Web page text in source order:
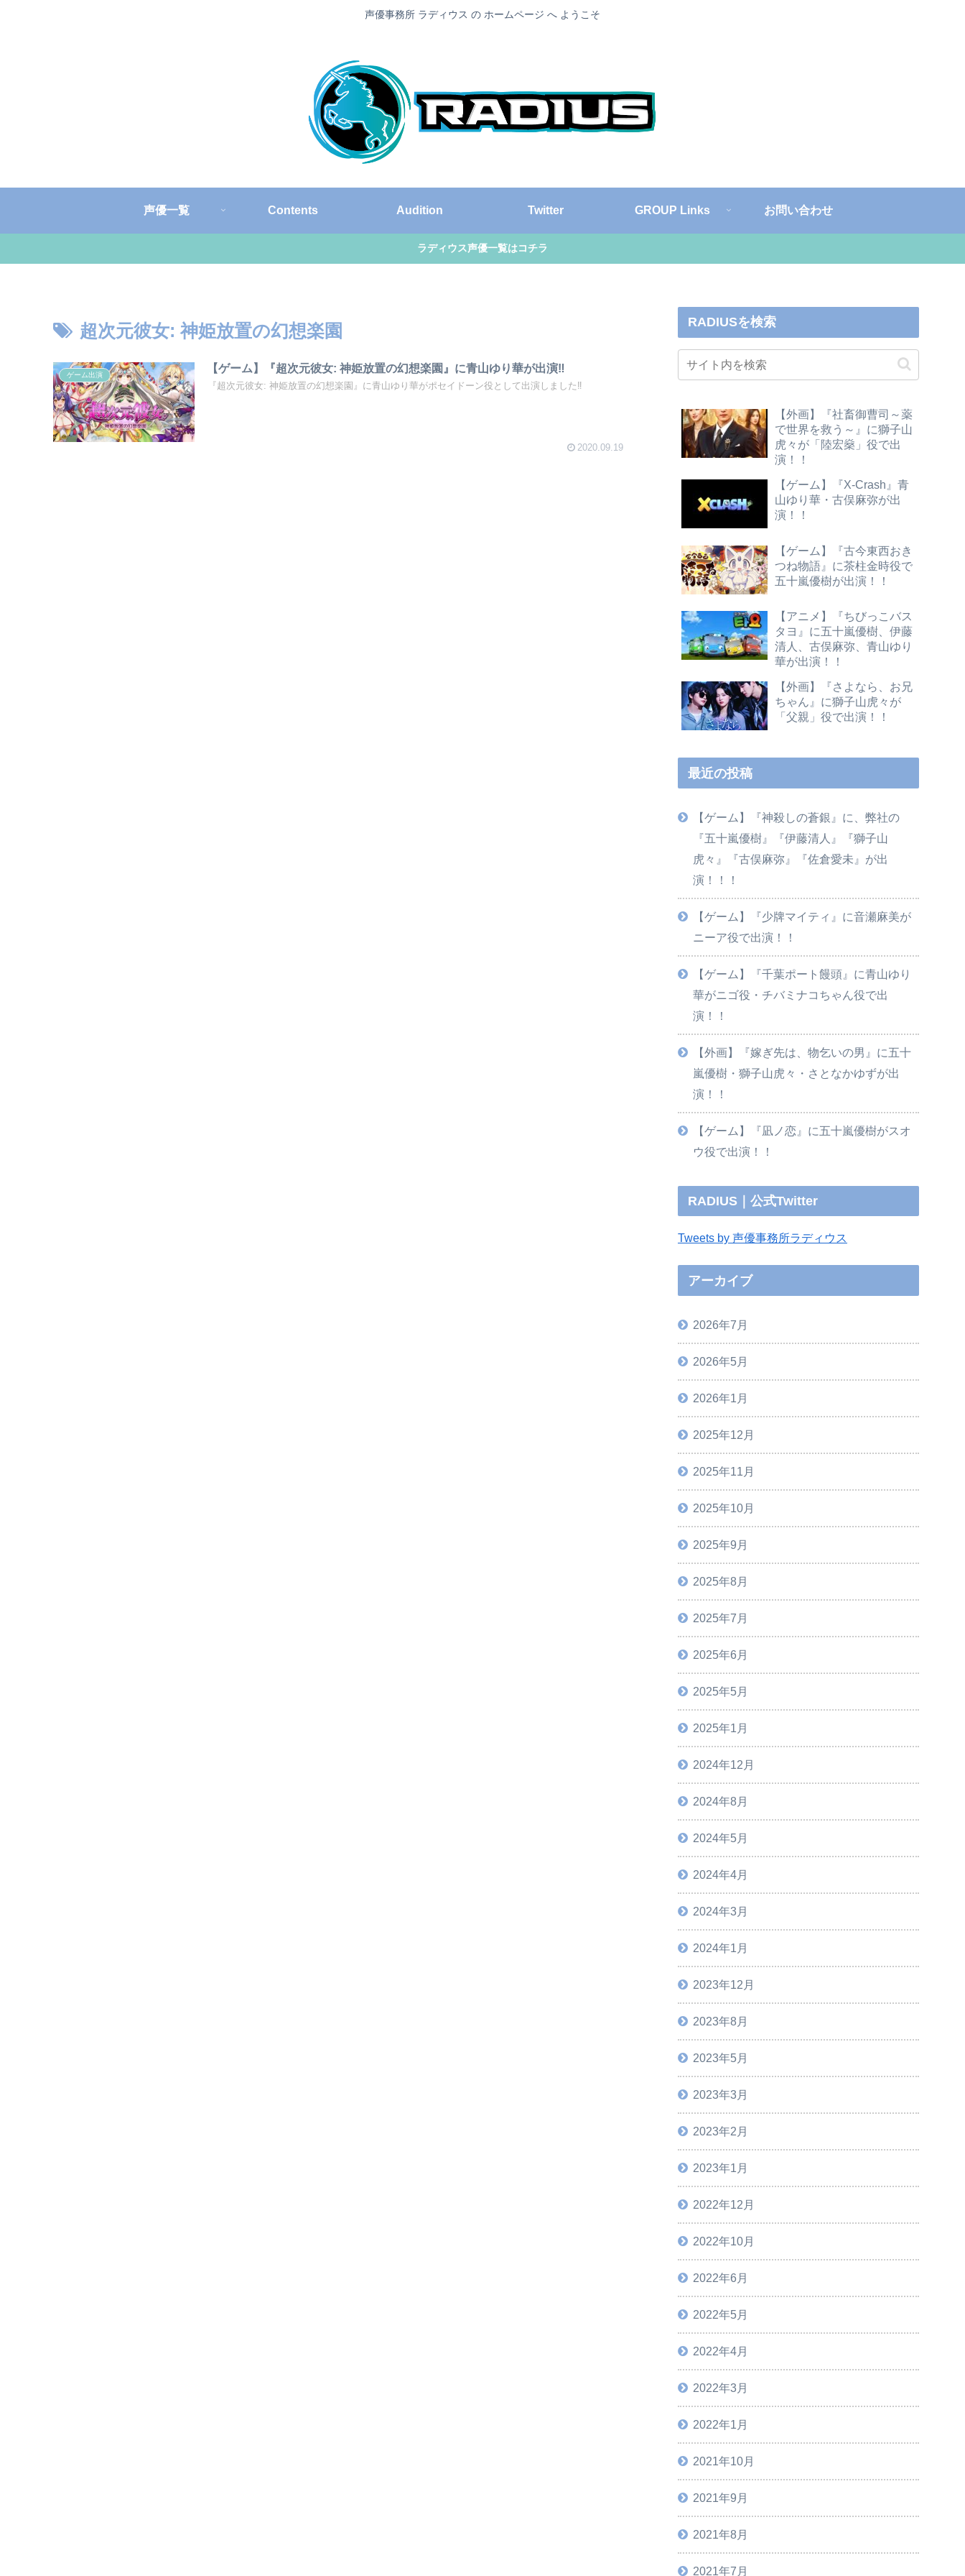
声優事務所 ラディウス の ホームページ へ ようこそ
声優一覧 Contents Audition Twitter GROUP Links お問い合わせ
ラディウス声優一覧はコチラ
超次元彼女: 神姫放置の幻想楽園
ゲーム出演
【ゲーム】『超次元彼女: 神姫放置の幻想楽園』に青山ゆり華が出演‼️
『超次元彼女: 神姫放置の幻想楽園』に青山ゆり華がポセイドーン役として出演しました‼️
2020.09.19
RADIUSを検索
【外画】『社畜御曹司～薬
で世界を救う～』に獅子山
虎々が「陸宏燊」役で出
演！！
【ゲーム】『X-Crash』青
山ゆり華・古俣麻弥が出
演！！
【ゲーム】『古今東西おき
つね物語』に茶柱金時役で
五十嵐優樹が出演！！
【アニメ】『ちびっこバス
タヨ』に五十嵐優樹、伊藤
清人、古俣麻弥、青山ゆり
華が出演！！
【外画】『さよなら、お兄
ちゃん』に獅子山虎々が
「父親」役で出演！！
最近の投稿
【ゲーム】『神殺しの蒼銀』に、弊社の
『五十嵐優樹』『伊藤清人』『獅子山
虎々』『古俣麻弥』『佐倉愛未』が出
演！！！
【ゲーム】『少牌マイティ』に音瀬麻美が
ニーア役で出演！！
【ゲーム】『千葉ポート饅頭』に青山ゆり
華がニゴ役・チバミナコちゃん役で出
演！！
【外画】『嫁ぎ先は、物乞いの男』に五十
嵐優樹・獅子山虎々・さとなかゆずが出
演！！
【ゲーム】『凪ノ恋』に五十嵐優樹がスオ
ウ役で出演！！
RADIUS｜公式Twitter
Tweets by 声優事務所ラディウス
アーカイブ
2026年7月
2026年5月
2026年1月
2025年12月
2025年11月
2025年10月
2025年9月
2025年8月
2025年7月
2025年6月
2025年5月
2025年1月
2024年12月
2024年8月
2024年5月
2024年4月
2024年3月
2024年1月
2023年12月
2023年8月
2023年5月
2023年3月
2023年2月
2023年1月
2022年12月
2022年10月
2022年6月
2022年5月
2022年4月
2022年3月
2022年1月
2021年10月
2021年9月
2021年8月
2021年7月